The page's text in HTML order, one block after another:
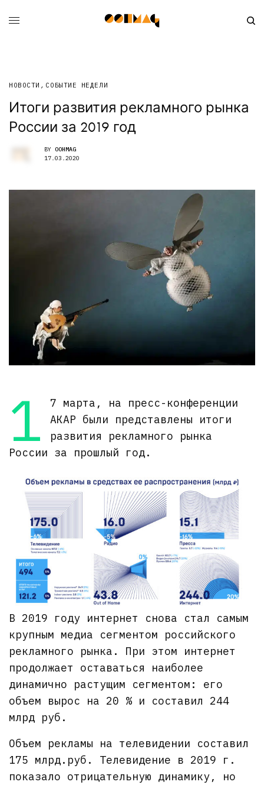
НОВОСТИ , СОБЫТИЕ НЕДЕЛИ
Итоги развития рекламного рынка
России за 2019 год
BY OOHMAG
17.03.2020
1
7 марта, на пресс-конференции
АКАР были представлены итоги
развития рекламного рынка
России за прошлый год.
В 2019 году интернет снова стал самым
крупным медиа сегментом российского
рекламного рынка. При этом интернет
продолжает оставаться наиболее
динамично растущим сегментом: его
объем вырос на 20 % и составил 244
млрд руб.
Объем рекламы на телевидении составил
175 млрд.руб. Телевидение в 2019 г.
показало отрицательную динамику, но